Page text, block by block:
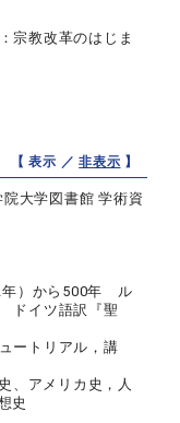
宗教改革のはじま
【 表示 ／非表示 】
大学図書館 学術資
年）から500年 ル
ドイツ語訳『聖
ートリアル，講
、アメリカ史，人
史